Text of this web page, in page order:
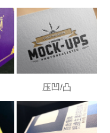
压凹/凸